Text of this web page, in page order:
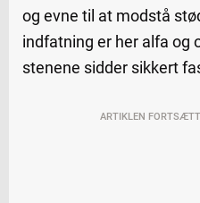
og evne til at modstå
indfatning er her alfa og
stenene sidder sikkert
ARTIKLEN